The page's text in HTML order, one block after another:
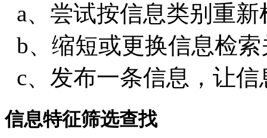
a、尝试按信息类别重
b、缩短或更换信息检
c、发布一条信息，让
信息特征筛选查找